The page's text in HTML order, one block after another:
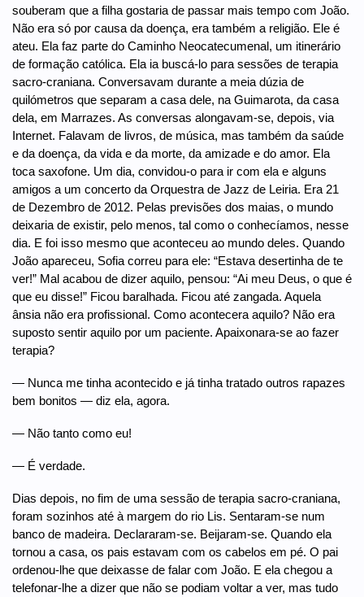
souberam que a filha gostaria de passar mais tempo com João.
Não era só por causa da doença, era também a religião. Ele é
ateu. Ela faz parte do Caminho Neocatecumenal, um itinerário
de formação católica. Ela ia buscá-lo para sessões de terapia
sacro-craniana. Conversavam durante a meia dúzia de
quilómetros que separam a casa dele, na Guimarota, da casa
dela, em Marrazes. As conversas alongavam-se, depois, via
Internet. Falavam de livros, de música, mas também da saúde
e da doença, da vida e da morte, da amizade e do amor. Ela
toca saxofone. Um dia, convidou-o para ir com ela e alguns
amigos a um concerto da Orquestra de Jazz de Leiria. Era 21
de Dezembro de 2012. Pelas previsões dos maias, o mundo
deixaria de existir, pelo menos, tal como o conhecíamos, nesse
dia. E foi isso mesmo que aconteceu ao mundo deles. Quando
João apareceu, Sofia correu para ele: “Estava desertinha de te
ver!” Mal acabou de dizer aquilo, pensou: “Ai meu Deus, o que é
que eu disse!” Ficou baralhada. Ficou até zangada. Aquela
ânsia não era profissional. Como acontecera aquilo? Não era
suposto sentir aquilo por um paciente. Apaixonara-se ao fazer
terapia?
— Nunca me tinha acontecido e já tinha tratado outros rapazes
bem bonitos — diz ela, agora.
— Não tanto como eu!
— É verdade.
Dias depois, no fim de uma sessão de terapia sacro-craniana,
foram sozinhos até à margem do rio Lis. Sentaram-se num
banco de madeira. Declararam-se. Beijaram-se. Quando ela
tornou a casa, os pais estavam com os cabelos em pé. O pai
ordenou-lhe que deixasse de falar com João. E ela chegou a
telefonar-lhe a dizer que não se podiam voltar a ver, mas tudo